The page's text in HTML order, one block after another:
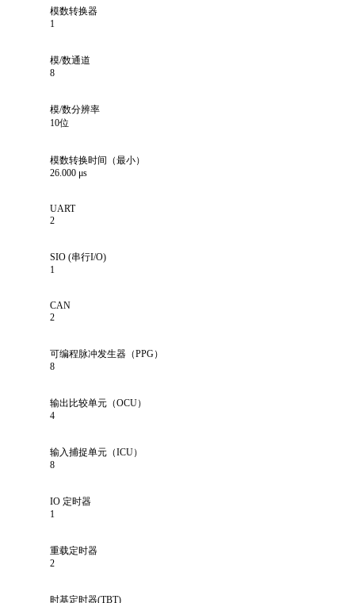
模数转换器
1
模/数通道
8
模/数分辨率
10位
模数转换时间（最小）
26.000 μs
UART
2
SIO (串行I/O)
1
CAN
2
可编程脉冲发生器（PPG）
8
输出比较单元（OCU）
4
输入捕捉单元（ICU）
8
IO 定时器
1
重载定时器
2
时基定时器(TBT)